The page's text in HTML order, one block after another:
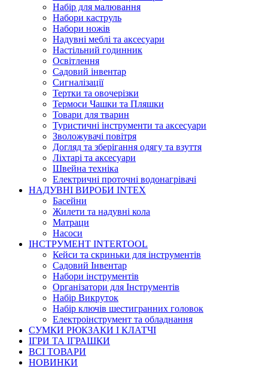
Набір для малювання
Набори каструль
Набори ножів
Надувні меблі та аксесуари
Настільний годинник
Освітлення
Садовий інвентар
Сигналізації
Тертки та овочерізки
Термоси Чашки та Пляшки
Товари для тварин
Туристичні інструменти та аксесуари
Зволожувачі повітря
Догляд та зберігання одягу та взуття
Ліхтарі та аксесуари
Швейна техніка
Електричні проточні водонагрівачі
НАДУВНІ ВИРОБИ INTEX
Басейни
Жилети та надувні кола
Матраци
Насоси
ІНСТРУМЕНТ INTERTOOL
Кейси та скриньки для інструментів
Садовий Інвентар
Набори інструментів
Організатори для Інструментів
Набір Викруток
Набір ключів шестигранних головок
Електроінструмент та обладнання
СУМКИ РЮКЗАКИ І КЛАТЧІ
ІГРИ ТА ІГРАШКИ
ВСІ ТОВАРИ
НОВИНКИ